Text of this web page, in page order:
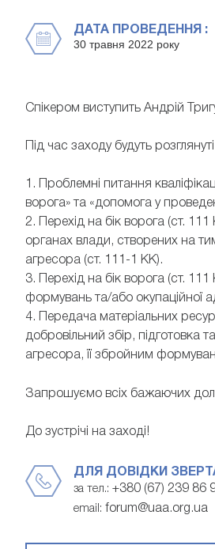
ДАТА ПРОВЕДЕННЯ :
30 травня 2022 року
Спікером виступить Андрій
Під час заходу будуть
1. Проблемні питання
ворога» та «допомога у
2. Перехід на бік ворога (ст.
органах влади, створених на
агресора (ст. 111-1 КК).
3. Перехід на бік ворога (ст.
формувань та/або окупаційної
4. Передача матеріальних
добровільний збір, підготовка
агресора, її збройним
Запрошуємо всіх бажаючих
До зустрічі на заході!
ДЛЯ ДОВІДКИ
за тел.: +380 (67) 239 86
email: forum@uaa.org.ua